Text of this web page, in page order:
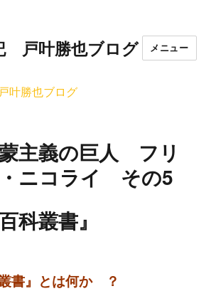
戸叶勝也ブログ メニュー
主義の巨人 フリ
ニコライ その5
科叢書』
叢書』とは何か ？